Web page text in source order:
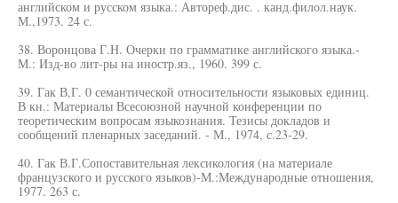
английском и русском языка.: Автореф.дис. . канд.филол.наук.
М.,1973. 24 с.
38. Воронцова Г.Н. Очерки по грамматике английского языка.-
М.: Изд-во лит-ры на иностр.яз., 1960. 399 с.
39. Гак В,Г. 0 семантической относительности языковых единиц.
В кн.: Материалы Всесоюзной научной конференции по
теоретическим вопросам языкознания. Тезисы докладов и
сообщений пленарных заседаний. - М., 1974, с.23-29.
40. Гак В.Г.Сопоставительная лексикология (на материале
французского и русского языков)-М.:Международные отношения,
1977. 263 с.